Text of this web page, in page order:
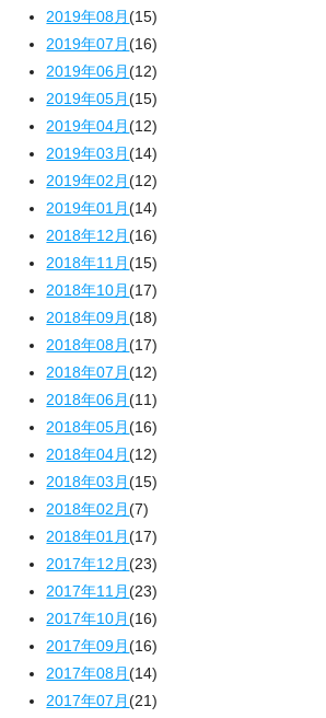
2019年08月(15)
2019年07月(16)
2019年06月(12)
2019年05月(15)
2019年04月(12)
2019年03月(14)
2019年02月(12)
2019年01月(14)
2018年12月(16)
2018年11月(15)
2018年10月(17)
2018年09月(18)
2018年08月(17)
2018年07月(12)
2018年06月(11)
2018年05月(16)
2018年04月(12)
2018年03月(15)
2018年02月(7)
2018年01月(17)
2017年12月(23)
2017年11月(23)
2017年10月(16)
2017年09月(16)
2017年08月(14)
2017年07月(21)